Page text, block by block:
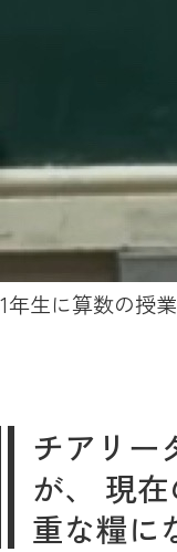
1年生に算数の授
チアリー
が、 現
重な糧に